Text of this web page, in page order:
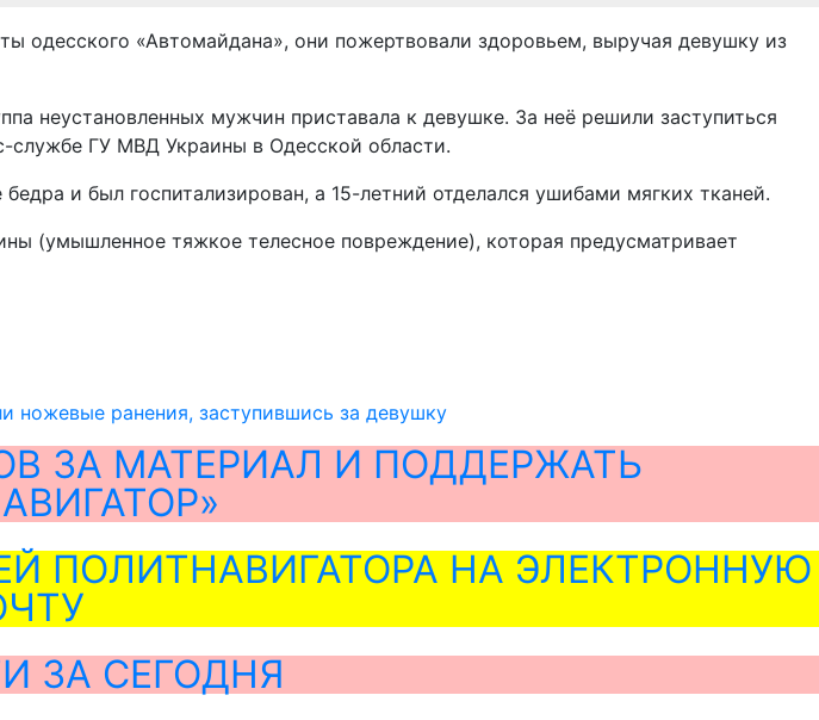
одесского «Автомайдана», они пожертвовали здоровьем, выручая девушку из
неустановленных мужчин приставала к девушке. За неё решили заступиться
службе ГУ МВД Украины в Одесской области.
и был госпитализирован, а 15-летний отделался ушибами мягких тканей.
(умышленное тяжкое телесное повреждение), которая предусматривает
ножевые ранения, заступившись за девушку
ЗА МАТЕРИАЛ И ПОДДЕРЖАТЬ
ПОЛИТНАВИГАТОРА НА ЭЛЕКТРОННУЮ
ЗА СЕГОДНЯ